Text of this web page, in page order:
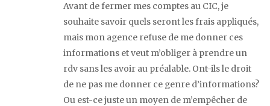
Avant de fermer mes comptes au CIC, je
souhaite savoir quels seront les frais appliqués,
mais mon agence refuse de me donner ces
informations et veut m’obliger à prendre un
rdv sans les avoir au préalable. Ont-ils le droit
de ne pas me donner ce genre d’informations?
Ou est-ce juste un moyen de m’empêcher de